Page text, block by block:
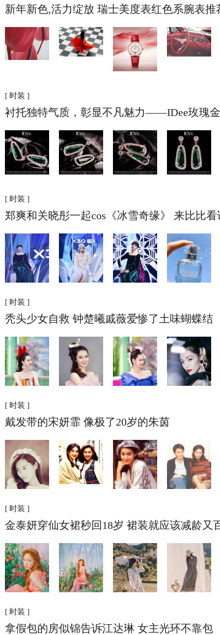
新年新色,活力绽放 瑞士美度表红色系腕表推
[ 时装 ]
衬托独特气质，彰显不凡魅力——IDee玫瑰
[ 时装 ]
郑爽和关晓彤一起cos《冰雪奇缘》 来比比
[ 时装 ]
秃头少女自救 钟楚曦戚薇爱惨了土味蝴蝶结
[ 时装 ]
戴发带的宋妍霏 像极了20岁的朱茵
[ 时装 ]
金泰妍穿仙女裙秒回18岁 裙装就应该减龄又
[ 时装 ]
拿假包的房似锦告诉江达琳 女主光环不靠包